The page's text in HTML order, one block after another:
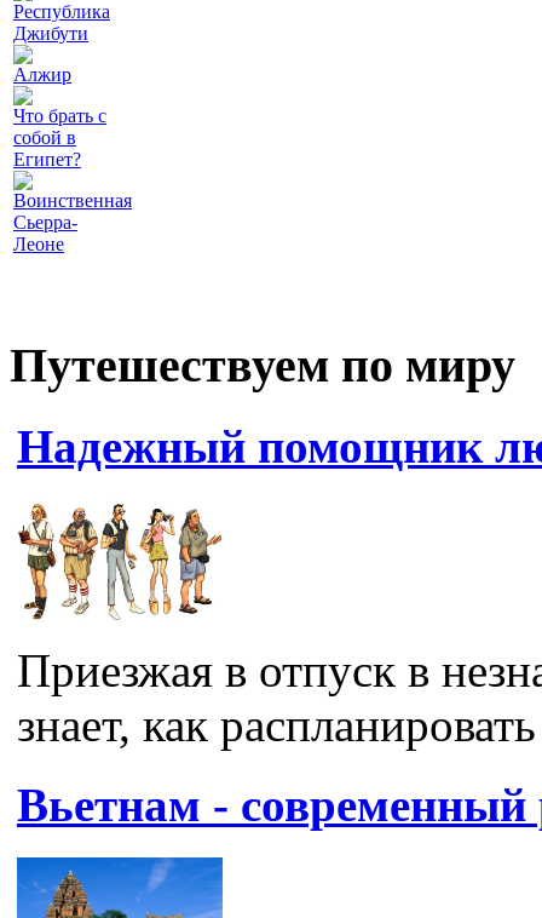
Республика
Джибути
Алжир
Что брать с
собой в
Египет?
Воинственная
Сьерра-
Леоне
Путешествуем по миру
Надежный помощник
Приезжая в отпуск в
знает, как
Вьетнам - современный